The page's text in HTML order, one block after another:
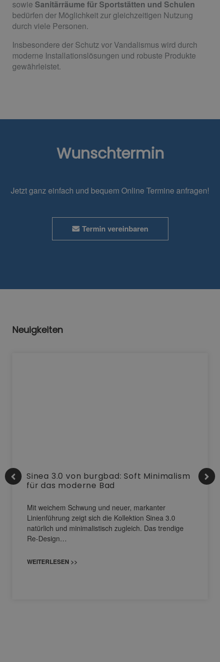
sowie Sanitärräume für Sportstätten und Schulen
bedürfen der Möglichkeit zur gleichzeitigen Nutzung
durch viele Personen.
Insbesondere der Schutz vor Vandalismus wird durch
moderne Installationslösungen und robuste Produkte
gewährleistet.
Wunschtermin
Jetzt ganz einfach und bequem Online Termine anfragen!
Termin vereinbaren
Neuigkeiten
Sinea 3.0 von burgbad: Soft Minimalism
für das moderne Bad
Mit weichem Schwung und neuer, markanter
Linienführung zeigt sich die Kollektion Sinea 3.0
natürlich und minimalistisch zugleich. Das trendige
Re-Design…
WEITERLESEN >>